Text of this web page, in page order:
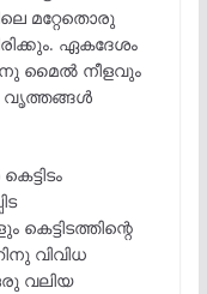
മറ്റേതൊരു
ഏകദേശം
മൈൽ നീളവും
വൃത്തങ്ങൾ
വിവിധ
വലിയ